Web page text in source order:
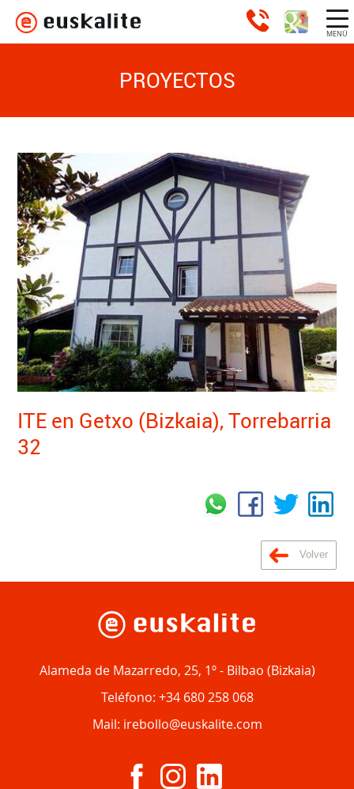
MENÚ
PROYECTOS
ITE en Getxo (Bizkaia), Torrebarria
32
Volver
Alameda de Mazarredo, 25, 1º- Bilbao (Bizkaia)
Teléfono: +34 680 258 068
Mail: irebollo@euskalite.com